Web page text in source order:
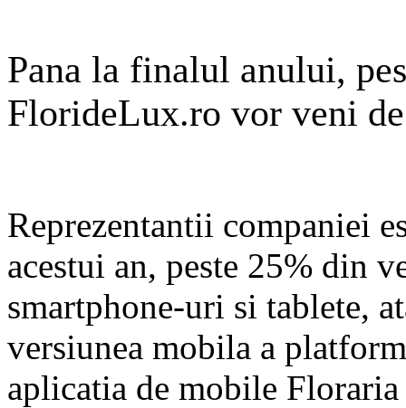
Pana la finalul anului,
FlorideLux.ro vor veni
Reprezentantii companiei
acestui an, peste 25% din
smartphone-uri si tablete,
versiunea mobila a
aplicatia de mobile